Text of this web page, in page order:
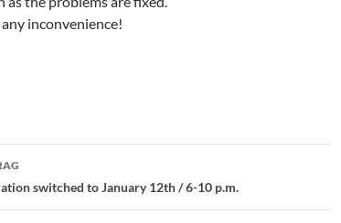
inconvenience!
switched to January 12th / 6-10 p.m.